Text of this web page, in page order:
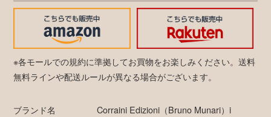
※各モールでの規約に準拠してお買物をお楽しみください。送料
無料ラインや配送ルールが異なる場合がございます。
ブランド名 Corraini Edizioni（Bruno Munari）i